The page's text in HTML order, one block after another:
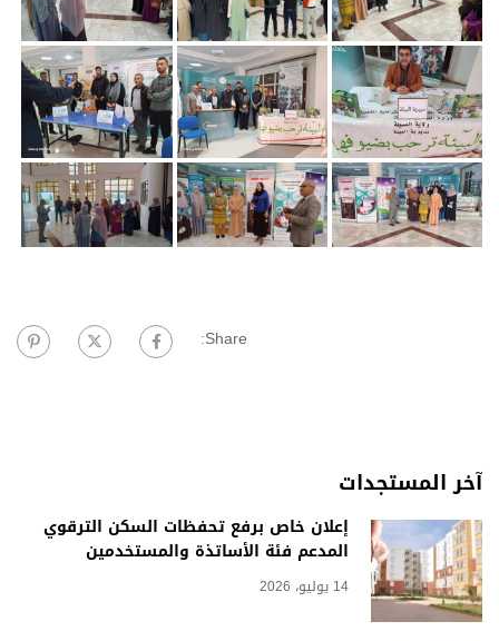
Share:
آخر المستجدات
إعلان خاص برفع تحفظات السكن الترقوي
المدعم فئة الأساتذة والمستخدمين
14 يوليو، 2026